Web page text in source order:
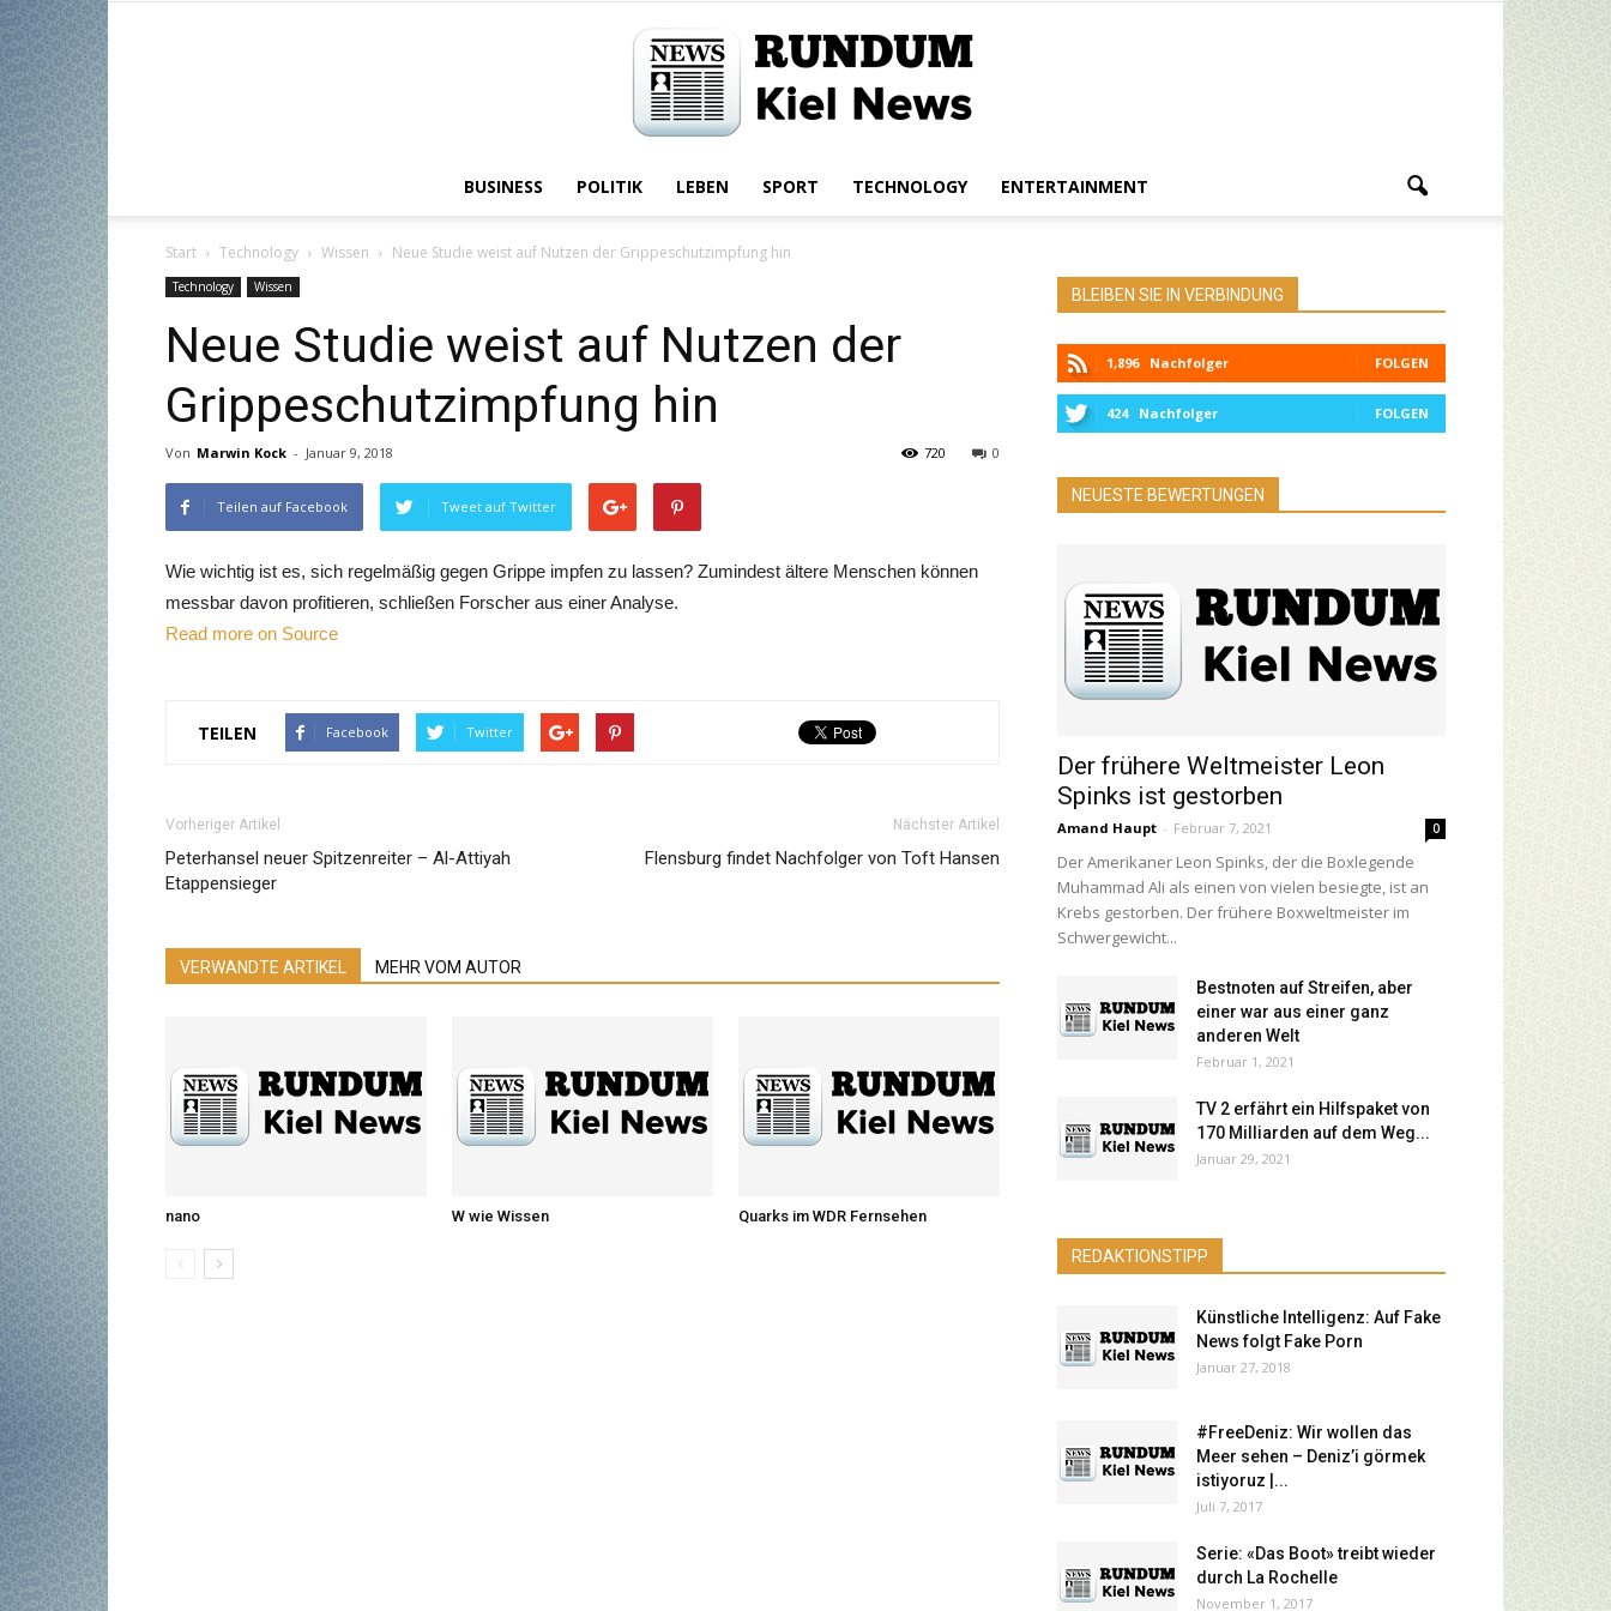
BUSINESS POLITIK LEBEN SPORT TECHNOLOGY ENTERTAINMENT
Start Technology Wissen Neue Studie weist auf Nutzen der Grippeschutzimpfung hin
Technology Wissen
Neue Studie weist auf Nutzen der
Grippeschutzimpfung hin
Von Marwin Kock - Januar 9, 2018 0
720
Teilen auf Facebook Tweet auf Twitter
Wie wichtig ist es, sich regelmäßig gegen Grippe impfen zu lassen? Zumindest ältere Menschen können
messbar davon profitieren, schließen Forscher aus einer Analyse.
Read more on Source
TEILEN Facebook Twitter
Vorheriger Artikel
Peterhansel neuer Spitzenreiter – Al-Attiyah
Etappensieger
Nächster Artikel
Flensburg findet Nachfolger von Toft Hansen
VERWANDTE ARTIKEL MEHR VOM AUTOR
nano W wie Wissen Quarks im WDR Fernsehen
BLEIBEN SIE IN VERBINDUNG
1,896 Nachfolger FOLGEN
424 Nachfolger FOLGEN
NEUESTE BEWERTUNGEN
Der frühere Weltmeister Leon
Spinks ist gestorben
Amand Haupt - Februar 7, 2021 0
Der Amerikaner Leon Spinks, der die Boxlegende
Muhammad Ali als einen von vielen besiegte, ist an
Krebs gestorben. Der frühere Boxweltmeister im
Schwergewicht...
Bestnoten auf Streifen, aber
einer war aus einer ganz
anderen Welt
Februar 1, 2021
TV 2 erfährt ein Hilfspaket von
170 Milliarden auf dem Weg...
Januar 29, 2021
REDAKTIONSTIPP
Künstliche Intelligenz: Auf Fake
News folgt Fake Porn
Januar 27, 2018
#FreeDeniz: Wir wollen das
Meer sehen – Deniz’i görmek
istiyoruz |...
Juli 7, 2017
Serie: «Das Boot» treibt wieder
durch La Rochelle
November 1, 2017